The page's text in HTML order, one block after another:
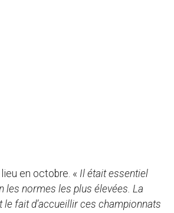
en octobre. « Il était essentiel
les normes les plus élevées. La
le fait d’accueillir ces championnats